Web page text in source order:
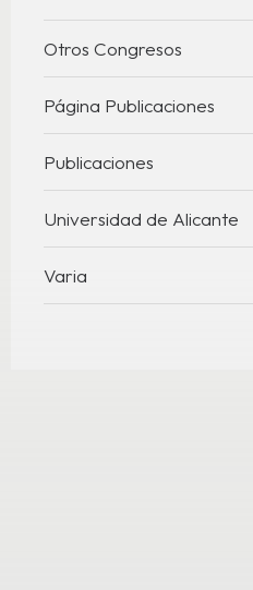
Otros Congresos
Página Publicaciones
Publicaciones
Universidad de Alicante
Varia